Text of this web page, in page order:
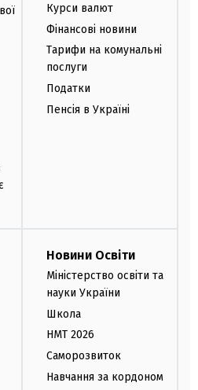
Курси валют
Фінансові новини
Тарифи на комунальні
послуги
Податки
Пенсія в Україні
Новини Освіти
Міністерство освіти та
науки України
Школа
НМТ 2026
Саморозвиток
Навчання за кордоном